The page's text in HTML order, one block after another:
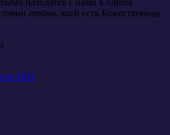
любви, коей есть Божественная
2021